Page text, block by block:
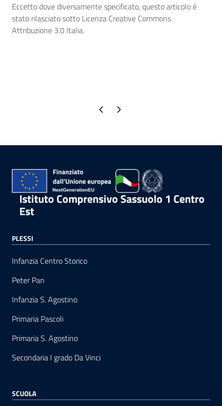
Eccetto dove diversamente specificato, questo articolo è
stato rilasciato sotto Licenza Creative Commons
Attribuzione 3.0 Italia.
Pagina precedente
Pagina successiva
Istituto Comprensivo Sassuolo 1 Centro
Est
PLESSI
Infanzia Centro Storico
Peter Pan
Infanzia S. Agostino
Primaria Pascoli
Primaria S. Agostino
Secondaria I grado Da Vinci
SCUOLA